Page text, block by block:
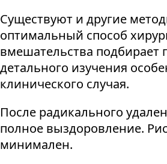
Существуют и другие
оптимальный способ
вмешательства подбирает
детального изучения
клинического случая.
После радикального
полное выздоровление.
минимален.